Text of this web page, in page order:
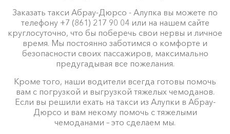
Заказать такси Абрау-Дюрсо - Алупка вы можете по
телефону +7 (861) 217 90 04 или на нашем сайте
круглосуточно, что бы поберечь свои нервы и личное
время. Мы постоянно заботимся о комфорте и
безопасности своих пассажиров, максимально
предугадывая все пожелания.
Кроме того, наши водители всегда готовы помочь
вам с погрузкой и выгрузкой тяжелых чемоданов.
Если вы решили ехать на такси из Алупки в Абрау-
Дюрсо и вам некому помочь с тяжелыми
чемоданами – это сделаем мы.